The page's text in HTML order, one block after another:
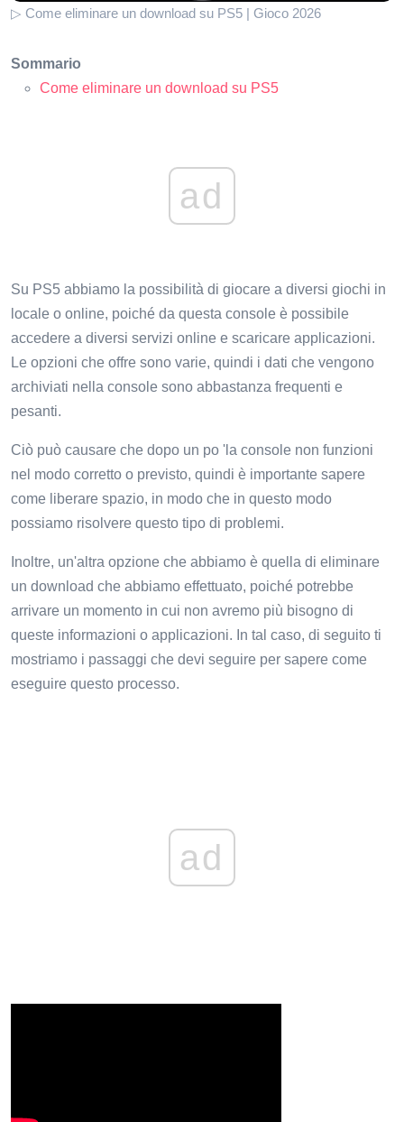
▷ Come eliminare un download su PS5 | Gioco 2026
Sommario
Come eliminare un download su PS5
ad
Su PS5 abbiamo la possibilità di giocare a diversi giochi in
locale o online, poiché da questa console è possibile
accedere a diversi servizi online e scaricare applicazioni.
Le opzioni che offre sono varie, quindi i dati che vengono
archiviati nella console sono abbastanza frequenti e
pesanti.
Ciò può causare che dopo un po 'la console non funzioni
nel modo corretto o previsto, quindi è importante sapere
come liberare spazio, in modo che in questo modo
possiamo risolvere questo tipo di problemi.
Inoltre, un'altra opzione che abbiamo è quella di eliminare
un download che abbiamo effettuato, poiché potrebbe
arrivare un momento in cui non avremo più bisogno di
queste informazioni o applicazioni. In tal caso, di seguito ti
mostriamo i passaggi che devi seguire per sapere come
eseguire questo processo.
ad